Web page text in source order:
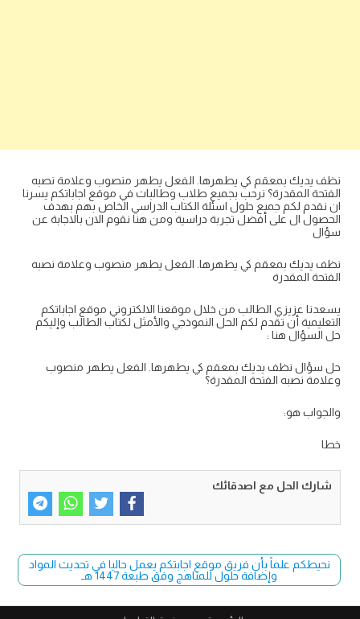
نظف يديك بمعقم كي يطهرها. الفعل يطهر منصوب وعلامة نصبه
الفتحة المقدرة؟ نرحب بجميع طلاب وطالبات في موقع اجاباتكم يسرنا
ان نقدم لكم جميع حلول اسئلة الكتاب الدراسي الخاص بهم بهدف
الحصول ال على أفضل تجربة دراسية ومن هنا نقوم الان بالاجابة عن
سؤال
نظف يديك بمعقم كي يطهرها. الفعل يطهر منصوب وعلامة نصبه
الفتحة المقدرة
يسعدنا عزيزي الطالب من خلال موقعنا الالكتروني موقع اجاباتكم
التعليمية أن تقدم لكم الحل النموذجي والأمثل لكتاب الطالب وإليكم
حل السؤال هنا :
حل سؤال نظف يديك بمعقم كي يطهرها. الفعل يطهر منصوب
وعلامة نصبه الفتحة المقدرة؟
والجواب هو:
خطا
شارك الحل مع اصدقائك
نحيطكم علماً بأن فريق موقع اجابتكم يعمل حاليا في تحديث المواد
وإضافة حلول للمناهج وفق طبعة 1447 هـ